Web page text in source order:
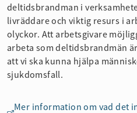
deltidsbrandman i
livräddare och viktig resurs i
olyckor. Att arbetsgivare
arbeta som deltidsbrandmän
att vi ska kunna hjälpa
sjukdomsfall.
Mer information om vad det